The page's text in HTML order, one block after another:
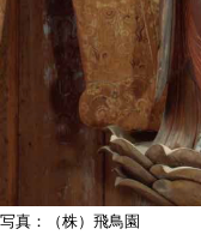
写真：（株）飛鳥園